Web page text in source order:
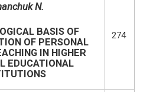
N.
BASIS OF
OF PERSONAL
IN HIGHER
EDUCATIONAL
274